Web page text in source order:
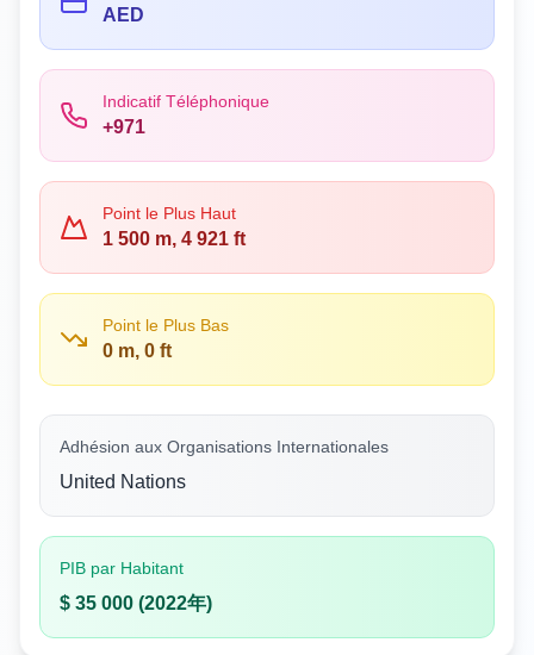
AED
Indicatif Téléphonique
+971
Point le Plus Haut
1 500 m, 4 921 ft
Point le Plus Bas
0 m, 0 ft
Adhésion aux Organisations Internationales
United Nations
PIB par Habitant
$ 35 000 (2022年)